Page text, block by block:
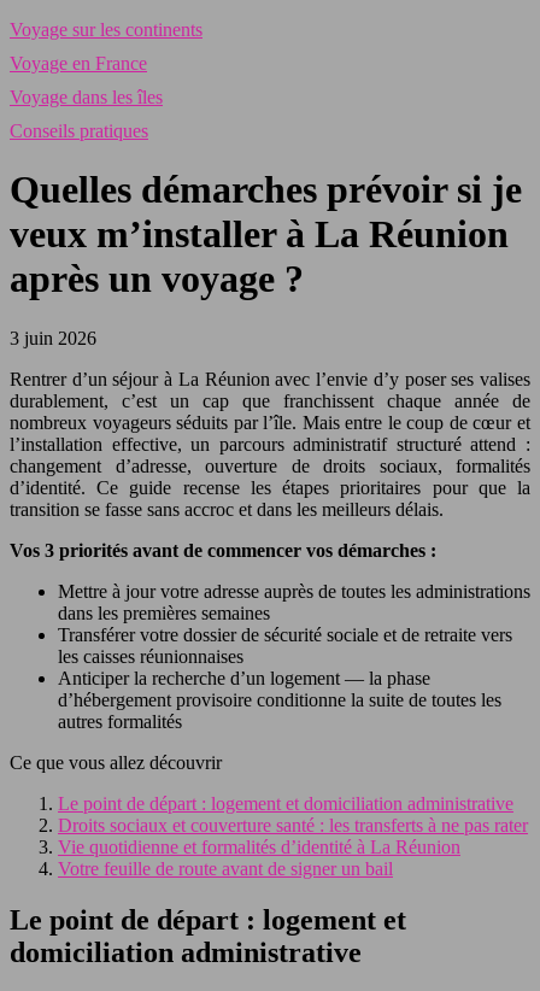
Voyage sur les continents
Voyage en France
Voyage dans les îles
Conseils pratiques
Quelles démarches prévoir si je
veux m’installer à La Réunion
après un voyage ?
3 juin 2026
Rentrer d’un séjour à La Réunion avec l’envie d’y poser ses valises
durablement, c’est un cap que franchissent chaque année de
nombreux voyageurs séduits par l’île. Mais entre le coup de cœur et
l’installation effective, un parcours administratif structuré attend :
changement d’adresse, ouverture de droits sociaux, formalités
d’identité. Ce guide recense les étapes prioritaires pour que la
transition se fasse sans accroc et dans les meilleurs délais.
Vos 3 priorités avant de commencer vos démarches :
Mettre à jour votre adresse auprès de toutes les administrations
dans les premières semaines
Transférer votre dossier de sécurité sociale et de retraite vers
les caisses réunionnaises
Anticiper la recherche d’un logement — la phase
d’hébergement provisoire conditionne la suite de toutes les
autres formalités
Ce que vous allez découvrir
Le point de départ : logement et domiciliation administrative
Droits sociaux et couverture santé : les transferts à ne pas rater
Vie quotidienne et formalités d’identité à La Réunion
Votre feuille de route avant de signer un bail
Le point de départ : logement et
domiciliation administrative